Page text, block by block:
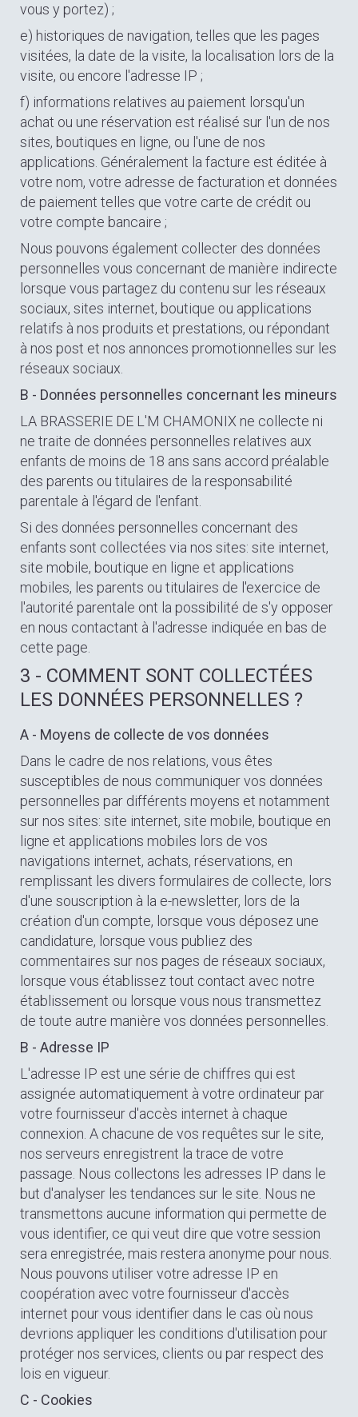
vous y portez) ;
e) historiques de navigation, telles que les pages
visitées, la date de la visite, la localisation lors de la
visite, ou encore l'adresse IP ;
f) informations relatives au paiement lorsqu'un
achat ou une réservation est réalisé sur l'un de nos
sites, boutiques en ligne, ou l'une de nos
applications. Généralement la facture est éditée à
votre nom, votre adresse de facturation et données
de paiement telles que votre carte de crédit ou
votre compte bancaire ;
Nous pouvons également collecter des données
personnelles vous concernant de manière indirecte
lorsque vous partagez du contenu sur les réseaux
sociaux, sites internet, boutique ou applications
relatifs à nos produits et prestations, ou répondant
à nos post et nos annonces promotionnelles sur les
réseaux sociaux.
B - Données personnelles concernant les mineurs
LA BRASSERIE DE L'M CHAMONIX ne collecte ni
ne traite de données personnelles relatives aux
enfants de moins de 18 ans sans accord préalable
des parents ou titulaires de la responsabilité
parentale à l'égard de l'enfant.
Si des données personnelles concernant des
enfants sont collectées via nos sites: site internet,
site mobile, boutique en ligne et applications
mobiles, les parents ou titulaires de l'exercice de
l'autorité parentale ont la possibilité de s'y opposer
en nous contactant à l'adresse indiquée en bas de
cette page.
3 - COMMENT SONT COLLECTÉES
LES DONNÉES PERSONNELLES ?
A - Moyens de collecte de vos données
Dans le cadre de nos relations, vous êtes
susceptibles de nous communiquer vos données
personnelles par différents moyens et notamment
sur nos sites: site internet, site mobile, boutique en
ligne et applications mobiles lors de vos
navigations internet, achats, réservations, en
remplissant les divers formulaires de collecte, lors
d'une souscription à la e-newsletter, lors de la
création d'un compte, lorsque vous déposez une
candidature, lorsque vous publiez des
commentaires sur nos pages de réseaux sociaux,
lorsque vous établissez tout contact avec notre
établissement ou lorsque vous nous transmettez
de toute autre manière vos données personnelles.
B - Adresse IP
L'adresse IP est une série de chiffres qui est
assignée automatiquement à votre ordinateur par
votre fournisseur d'accès internet à chaque
connexion. A chacune de vos requêtes sur le site,
nos serveurs enregistrent la trace de votre
passage. Nous collectons les adresses IP dans le
but d'analyser les tendances sur le site. Nous ne
transmettons aucune information qui permette de
vous identifier, ce qui veut dire que votre session
sera enregistrée, mais restera anonyme pour nous.
Nous pouvons utiliser votre adresse IP en
coopération avec votre fournisseur d'accès
internet pour vous identifier dans le cas où nous
devrions appliquer les conditions d'utilisation pour
protéger nos services, clients ou par respect des
lois en vigueur.
C - Cookies